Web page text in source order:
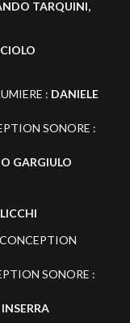
TARQUINI,
: DANIELE
SONORE :
GARGIULO
SONORE :